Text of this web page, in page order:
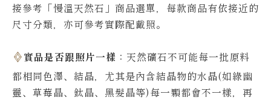
接參考「慢溫天然石」商品選單，每款商品有依接近的
尺寸分類，亦可參考實際配戴照。
實品是否跟照片一樣 ：天然礦石不可能每一批原料
都相同色澤、結晶，尤其是內含結晶物的水晶(如綠幽
靈、草莓晶、鈦晶、黑髮晶等)每一顆都會不一樣，再